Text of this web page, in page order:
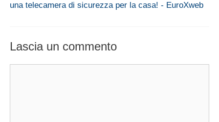
una telecamera di sicurezza per la casa! - EuroXweb
Lascia un commento